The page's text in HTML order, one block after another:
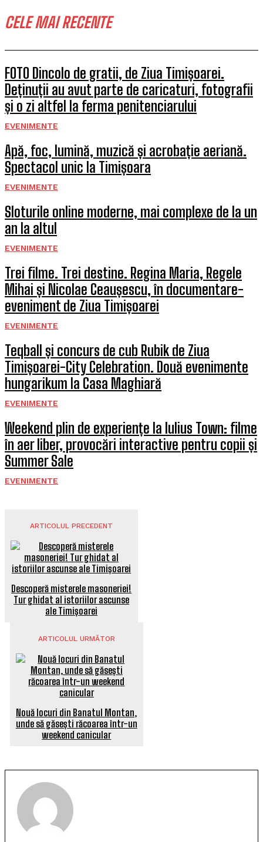
CELE MAI RECENTE
FOTO Dincolo de gratii, de Ziua Timișoarei.
Deținuții au avut parte de caricaturi, fotografii
și o zi altfel la ferma penitenciarului
EVENIMENTE
Apă, foc, lumină, muzică și acrobație aeriană.
Spectacol unic la Timișoara
EVENIMENTE
Sloturile online moderne, mai complexe de la un
an la altul
EVENIMENTE
Trei filme. Trei destine. Regina Maria, Regele
Mihai și Nicolae Ceaușescu, în documentare-
eveniment de Ziua Timișoarei
EVENIMENTE
Teqball și concurs de cub Rubik de Ziua
Timișoarei-City Celebration. Două evenimente
hungarikum la Casa Maghiară
EVENIMENTE
Weekend plin de experiențe la Iulius Town: filme
în aer liber, provocări interactive pentru copii și
Summer Sale
EVENIMENTE
ARTICOLUL PRECEDENT
Descoperă misterele masoneriei!
Tur ghidat al istoriilor ascunse
ale Timișoarei
ARTICOLUL URMĂTOR
Nouă locuri din Banatul Montan,
unde să găsești răcoarea într-un
weekend canicular